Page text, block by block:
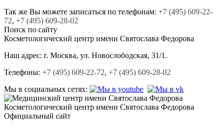
Так же Вы можете записаться по телефонам: +7 (495) 609-22-
72, +7 (495) 609-28-02
Поиск по сайту
Косметологический центр имени Святослава Федорова
Наш адрес: г. Москва, ул. Новослободская, 31/1.
Телефоны: +7 (495) 609-22-72, +7 (495) 609-28-02
Мы в социальных сетях:
Косметологический центр имени Святослава Федорова
Официальный сайт